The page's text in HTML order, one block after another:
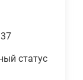
статус